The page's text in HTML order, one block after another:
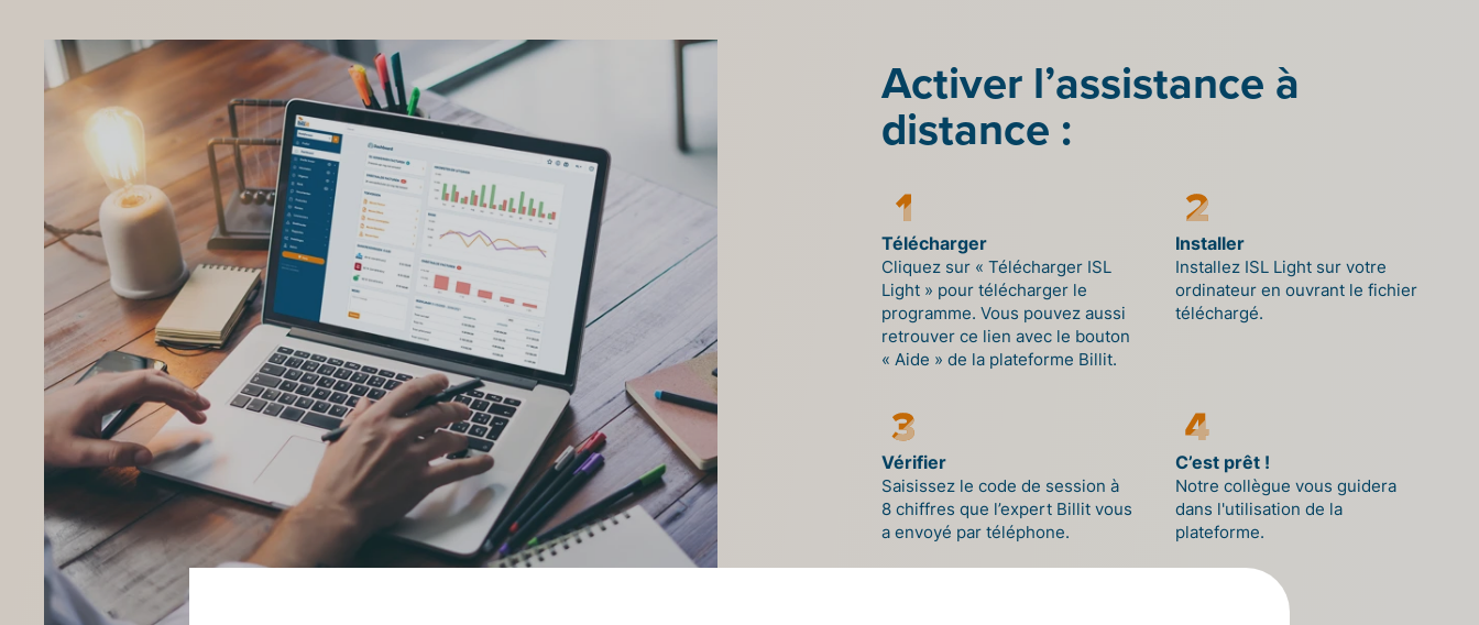
Activer l’assistance à
distance :
Télécharger
Cliquez sur « Télécharger ISL
Light » pour télécharger le
programme. Vous pouvez aussi
retrouver ce lien avec le bouton
« Aide » de la plateforme Billit.
Installer
Installez ISL Light sur votre
ordinateur en ouvrant le fichier
téléchargé.
Vérifier
Saisissez le code de session à
8 chiffres que l’expert Billit vous
a envoyé par téléphone.
C’est prêt !
Notre collègue vous guidera
dans l'utilisation de la
plateforme.